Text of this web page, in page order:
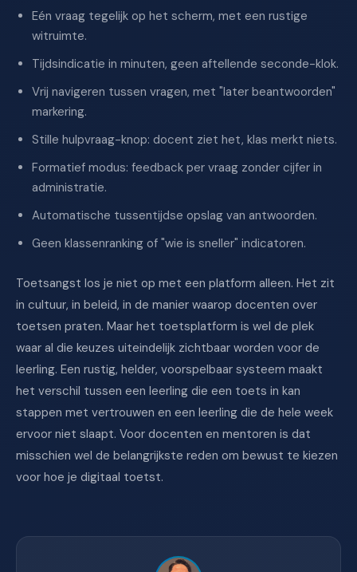
Eén vraag tegelijk op het scherm, met een rustige
witruimte.
Tijdsindicatie in minuten, geen aftellende seconde-klok.
Vrij navigeren tussen vragen, met "later beantwoorden"
markering.
Stille hulpvraag-knop: docent ziet het, klas merkt niets.
Formatief modus: feedback per vraag zonder cijfer in
administratie.
Automatische tussentijdse opslag van antwoorden.
Geen klassenranking of "wie is sneller" indicatoren.
Toetsangst los je niet op met een platform alleen. Het zit
in cultuur, in beleid, in de manier waarop docenten over
toetsen praten. Maar het toetsplatform is wel de plek
waar al die keuzes uiteindelijk zichtbaar worden voor de
leerling. Een rustig, helder, voorspelbaar systeem maakt
het verschil tussen een leerling die een toets in kan
stappen met vertrouwen en een leerling die de hele week
ervoor niet slaapt. Voor docenten en mentoren is dat
misschien wel de belangrijkste reden om bewust te kiezen
voor hoe je digitaal toetst.